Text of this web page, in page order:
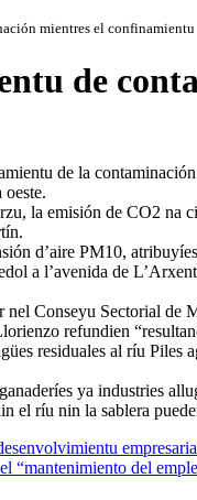
mientres el confinamientu
de
de la
oeste.
la emisión de CO2 na
d’aire PM10,
a l’avenida de
Conseyu Sectorial de
refundien
residuales al ríu Piles
ya industries
el ríu nin la sablera
“mantenimiento del